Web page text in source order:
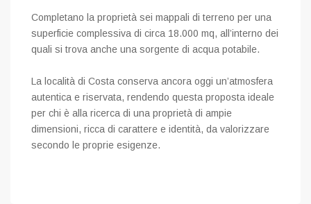
Completano la proprietà sei mappali di terreno per una
superficie complessiva di circa 18.000 mq, all’interno dei
quali si trova anche una sorgente di acqua potabile.
La località di Costa conserva ancora oggi un’atmosfera
autentica e riservata, rendendo questa proposta ideale
per chi è alla ricerca di una proprietà di ampie
dimensioni, ricca di carattere e identità, da valorizzare
secondo le proprie esigenze.